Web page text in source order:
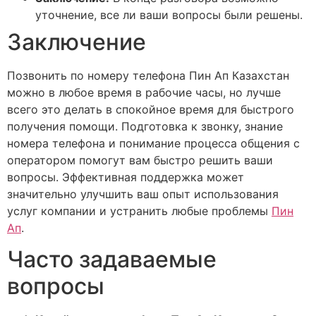
уточнение, все ли ваши вопросы были решены.
Заключение
Позвонить по номеру телефона Пин Ап Казахстан
можно в любое время в рабочие часы, но лучше
всего это делать в спокойное время для быстрого
получения помощи. Подготовка к звонку, знание
номера телефона и понимание процесса общения с
оператором помогут вам быстро решить ваши
вопросы. Эффективная поддержка может
значительно улучшить ваш опыт использования
услуг компании и устранить любые проблемы Пин
Ап.
Часто задаваемые
вопросы